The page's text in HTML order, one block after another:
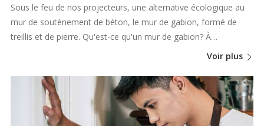
Sous le feu de nos projecteurs, une alternative écologique au
mur de soutènement de béton, le mur de gabion, formé de
treillis et de pierre. Qu'est-ce qu'un mur de gabion? À…
Voir plus